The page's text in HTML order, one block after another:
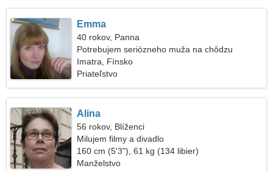
Emma
40 rokov, Panna
Potrebujem seriózneho muža na chôdzu
Imatra, Fínsko
Priateľstvo
Alina
56 rokov, Blíženci
Milujem filmy a divadlo
160 cm (5'3"), 61 kg (134 libier)
Manželstvo